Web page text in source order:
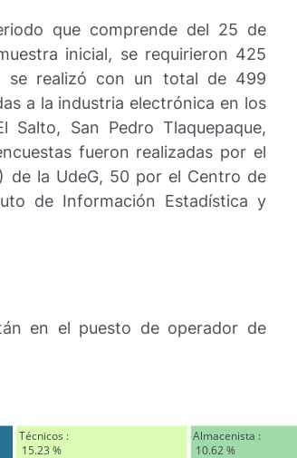
que comprende del 25 de
inicial, se requirieron 425
se realizó con un total de 499
a la industria electrónica en los
Salto, San Pedro Tlaquepaque,
fueron realizadas por el
de la UdeG, 50 por el Centro de
de Información Estadística y
en el puesto de operador de
Técnicos :
15.23 %
Almacenista :
10.62 %